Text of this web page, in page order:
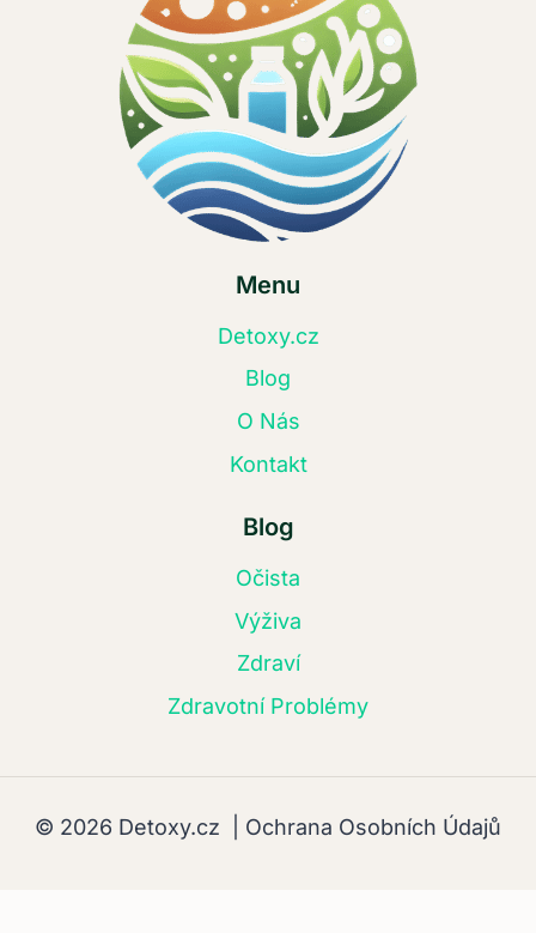
Menu
Detoxy.cz
Blog
O Nás
Kontakt
Blog
Očista
Výživa
Zdraví
Zdravotní Problémy
© 2026 Detoxy.cz | Ochrana Osobních Údajů